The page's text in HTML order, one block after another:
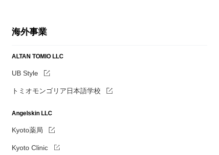
海外事業
ALTAN TOMIO LLC
UB Style
トミオモンゴリア日本語学校
Angelskin LLC
Kyoto薬局
Kyoto Clinic